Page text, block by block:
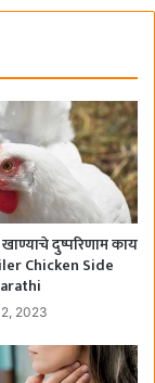
दुष्परिणाम काय
Chicken Side
2023